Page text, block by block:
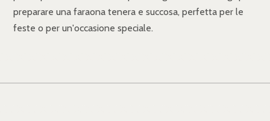
preparare una faraona tenera e succosa, perfetta per le
feste o per un'occasione speciale.